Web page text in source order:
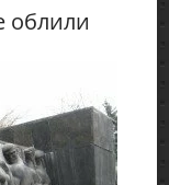
облили